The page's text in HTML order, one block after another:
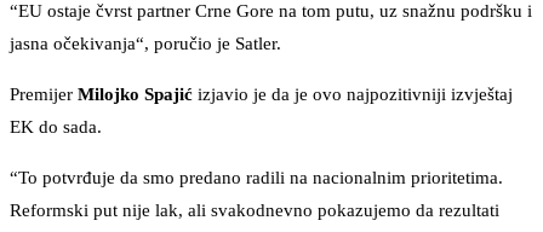
“EU ostaje čvrst partner Crne Gore na tom putu, uz snažnu podršku i
jasna očekivanja“, poručio je Satler.
Premijer Milojko Spajić izjavio je da je ovo najpozitivniji izvještaj
EK do sada.
“To potvrđuje da smo predano radili na nacionalnim prioritetima.
Reformski put nije lak, ali svakodnevno pokazujemo da rezultati